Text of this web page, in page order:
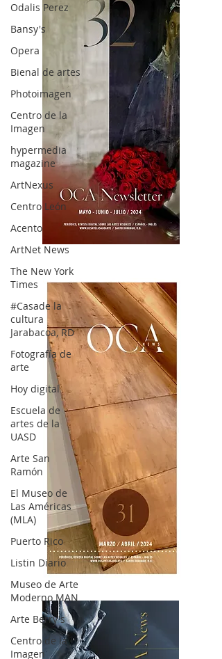
Odalis Perez
Bansy's
Opera
Bienal de artes
Photoimagen
Centro de la
Imagen
hypermedia
magazine
ArtNexus
Centro León
Acento
ArtNet News
The New York
Times
#Casade la
cultura
Jarabacoa, RD
Fotografía de
arte
Hoy digital
Escuela de
artes de la
UASD
Arte San
Ramón
El Museo de
Las Américas
(MLA)
Puerto Rico
Listin Diario
Museo de Arte
Moderno MAN
Arte Berry's
Centro de la
Imagen
OCA|News 32/ Mayo-Junio-Julio, 2023
OCA|News 31 / Marzo-Abril / 2024